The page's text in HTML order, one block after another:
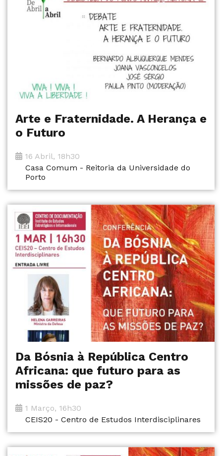
Arte e Fraternidade. A Herança e
o Futuro
16 Abril, 18h30
Casa Comum - Reitoria da Universidade do
Porto
Da Bósnia à República Centro
Africana: que futuro para as
missões de paz?
1 Março, 16h30
CEIS20 - Centro de Estudos Interdisciplinares